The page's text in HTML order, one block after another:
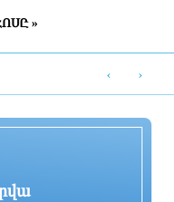
ամենամեծը մի քանի տասնամյակի
ընթացքում
»
‹ ›